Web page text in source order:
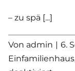
– zu spä [...]
Von admin | 6.
Einfamilienhaus